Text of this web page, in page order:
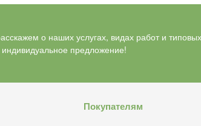
о наших услугах, видах работ и
индивидуальное предложение!
Покупателям